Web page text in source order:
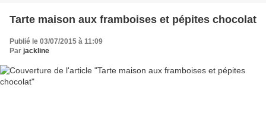
Tarte maison aux framboises et pépites chocolat
Publié le 03/07/2015 à 11:09
Par jackline